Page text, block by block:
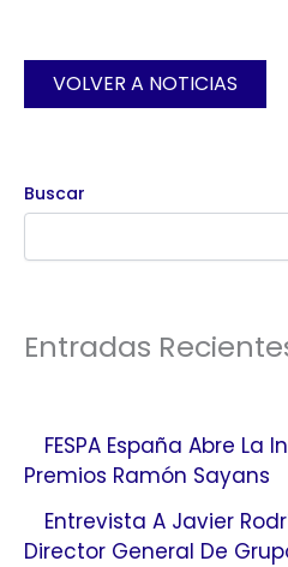
VOLVER A NOTICIAS
Buscar
Entradas
FESPA España Abre La
Premios Ramón Sayans
Entrevista A Javier
Director General De